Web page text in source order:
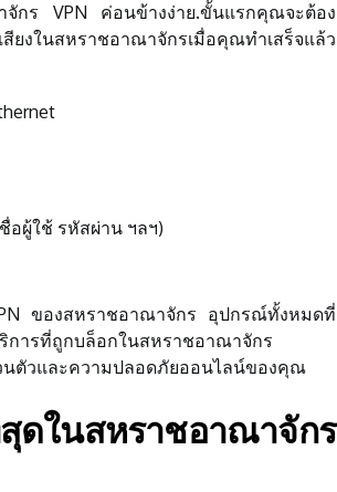
จักร VPN ค่อนข้างง่าย.ขั้นแรกคุณจะต้อง
งในสหราชอาณาจักรเมื่อคุณทำเสร็จแล้ว
อผู้ใช้ รหัสผ่าน ฯลฯ)
ของสหราชอาณาจักร อุปกรณ์ทั้งหมดที่
ริการที่ถูกบล็อกในสหราชอาณาจักร
นตัวและความปลอดภัยออนไลน์ของคุณ
ในสหราชอาณาจักร